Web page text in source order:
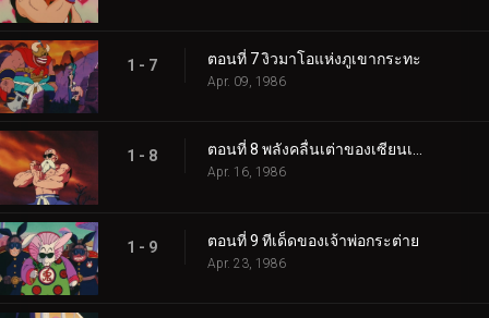
1 - 7 ตอนที่ 7 งิวมาโอแห่งภูเขากระทะ
Apr. 09, 1986
1 - 8 ตอนที่ 8 พลังคลื่นเต่าของเซียนเต่า
Apr. 16, 1986
1 - 9 ตอนที่ 9 ทีเด็ดของเจ้าพ่อกระต่าย
Apr. 23, 1986